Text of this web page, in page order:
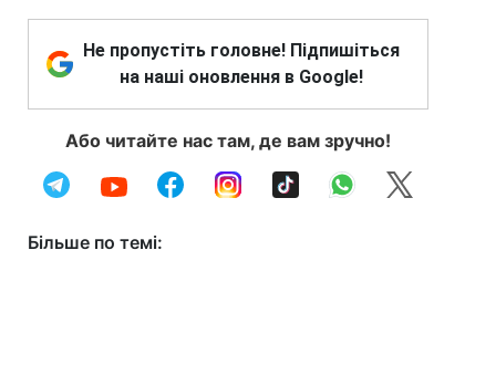
Не пропустіть головне! Підпишіться
на наші оновлення в Google!
Або читайте нас там, де вам зручно!
Більше по темі: